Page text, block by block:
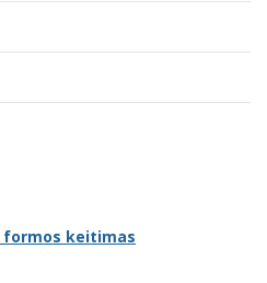
formos keitimas